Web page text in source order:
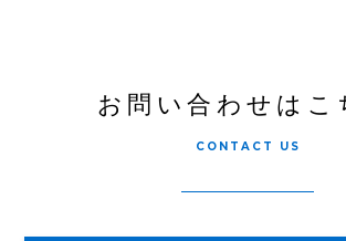
お問い合わせはこ
CONTACT US